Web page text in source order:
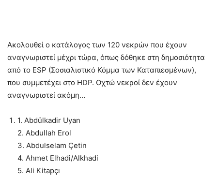
Ακολουθεί ο κατάλογος των 120 νεκρών που έχουν
αναγνωριστεί μέχρι τώρα, όπως δόθηκε στη δημοσιότητα
από το ESP (Σοσιαλιστικό Κόμμα των Καταπιεσμένων),
που συμμετέχει στο HDP. Οχτώ νεκροί δεν έχουν
αναγνωριστεί ακόμη…
1. Abdülkadir Uyan
2. Abdullah Erol
3. Abdulselam Çetin
4. Ahmet Elhadi/Alkhadi
5. Ali Kitapçı